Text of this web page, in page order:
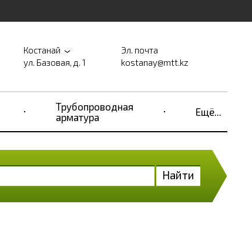
Костанай
ул. Базовая, д. 1
Эл. почта
kostanay@mtt.kz
Трубопроводная
арматура
Ещё...
Найти